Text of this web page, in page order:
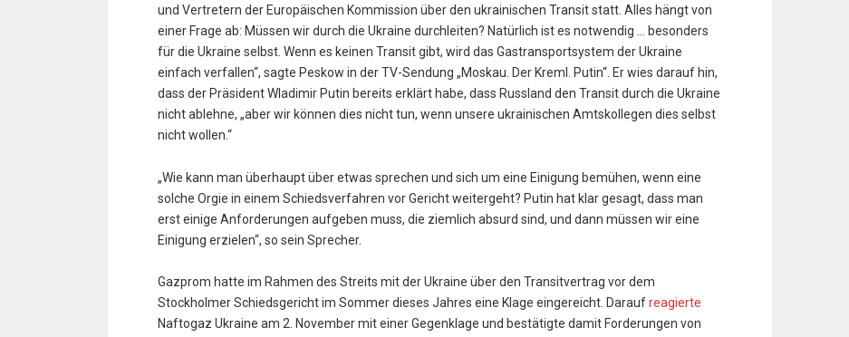
und Vertretern der Europäischen Kommission über den ukrainischen Transit statt. Alles hängt von
einer Frage ab: Müssen wir durch die Ukraine durchleiten? Natürlich ist es notwendig … besonders
für die Ukraine selbst. Wenn es keinen Transit gibt, wird das Gastransportsystem der Ukraine
einfach verfallen“, sagte Peskow in der TV-Sendung „Moskau. Der Kreml. Putin“. Er wies darauf hin,
dass der Präsident Wladimir Putin bereits erklärt habe, dass Russland den Transit durch die Ukraine
nicht ablehne, „aber wir können dies nicht tun, wenn unsere ukrainischen Amtskollegen dies selbst
nicht wollen.“
„Wie kann man überhaupt über etwas sprechen und sich um eine Einigung bemühen, wenn eine
solche Orgie in einem Schiedsverfahren vor Gericht weitergeht? Putin hat klar gesagt, dass man
erst einige Anforderungen aufgeben muss, die ziemlich absurd sind, und dann müssen wir eine
Einigung erzielen“, so sein Sprecher.
Gazprom hatte im Rahmen des Streits mit der Ukraine über den Transitvertrag vor dem
Stockholmer Schiedsgericht im Sommer dieses Jahres eine Klage eingereicht. Daraufreagierte
Naftogaz Ukraine am 2. November mit einer Gegenklage und bestätigte damit Forderungen von